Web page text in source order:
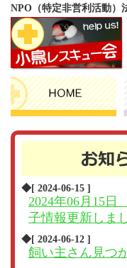
NPO（特定非営利活動）
◆[ 2024-06-15 ]
2024年06月15
子情報更新しま
◆[ 2024-06-12 ]
飼い主さん見つ